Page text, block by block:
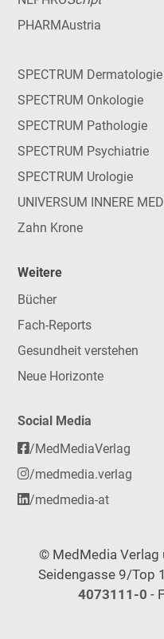
PHARMAustria
SPECTRUM Dermatologie
SPECTRUM Onkologie
SPECTRUM Pathologie
SPECTRUM Psychiatrie
SPECTRUM Urologie
UNIVERSUM INNERE
Zahn Krone
Weitere
Bücher
Fach-Reports
Gesundheit verstehen
Neue Horizonte
Social Media
/MedMediaVerlag
/medmedia.verlag
/medmedia-at
© MedMedia Verlag
Seidengasse 9/Top
4073111-0 -